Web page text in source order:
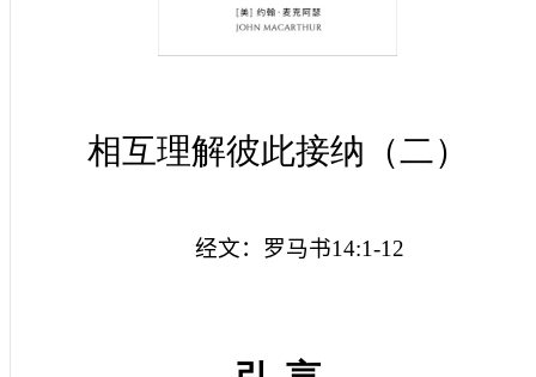
相互理解彼此接纳（二）
经文：罗马书14:1-12